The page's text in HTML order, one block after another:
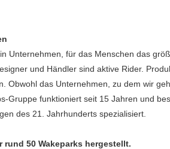
Unternehmen, für das Menschen das
und Händler sind aktive Rider.
Obwohl das Unternehmen, zu dem wir
Gruppe funktioniert seit 15 Jahren und
des 21. Jahrhunderts spezialisiert.
rund 50 Wakeparks hergestellt.